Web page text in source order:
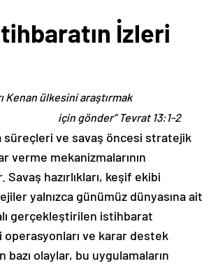
İzleri
Kenan ülkesini araştırmak
için gönder” Tevrat 13:1-2
ve savaş öncesi stratejik
verme mekanizmalarının
hazırlıkları, keşif ekibi
yalnızca günümüz dünyasına ait
gerçekleştirilen istihbarat
ve karar destek
olaylar, bu uygulamaların